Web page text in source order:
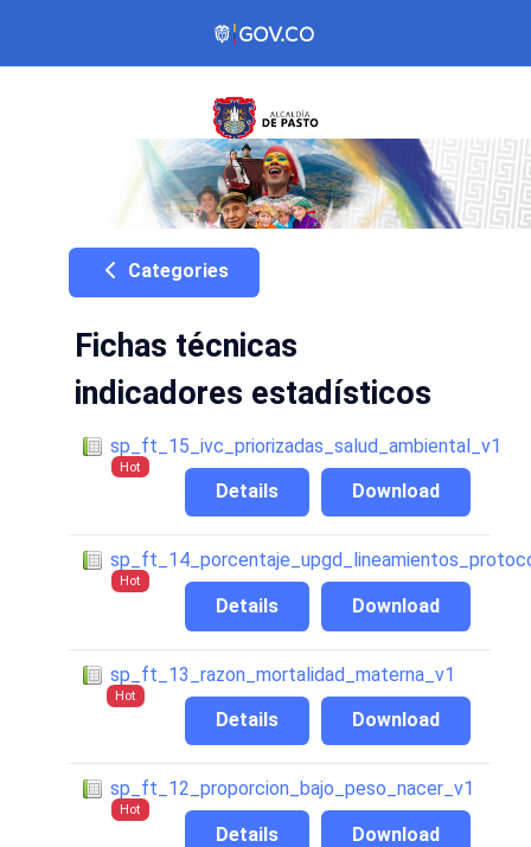
Categories
Fichas técnicas
indicadores estadísticos
sp_ft_15_ivc_priorizadas_salud_ambiental_v1
Hot
Download
Details
Hot
Download
Details
sp_ft_13_razon_mortalidad_materna_v1
Hot
Download
Details
sp_ft_12_proporcion_bajo_peso_nacer_v1
Hot
Download
Details